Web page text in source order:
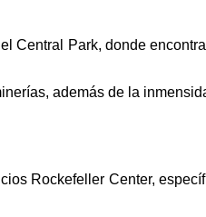
Park, donde
además de la
Rockefeller Center,